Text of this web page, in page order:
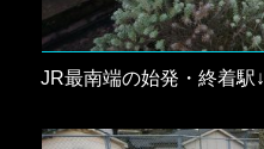
JR最南端の始発・終着駅↓